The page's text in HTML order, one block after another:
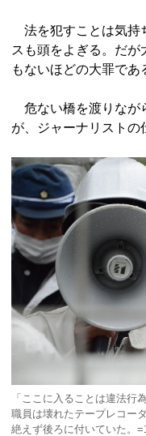
法を犯すことは気持
スも頭をよぎる。だが
もないほどの大罪であ
危ない橋を渡りなが
が、ジャーナリストの
「ここに入ることは違法行
職員は壊れたテープレコー
絶えず後ろに付いていた。